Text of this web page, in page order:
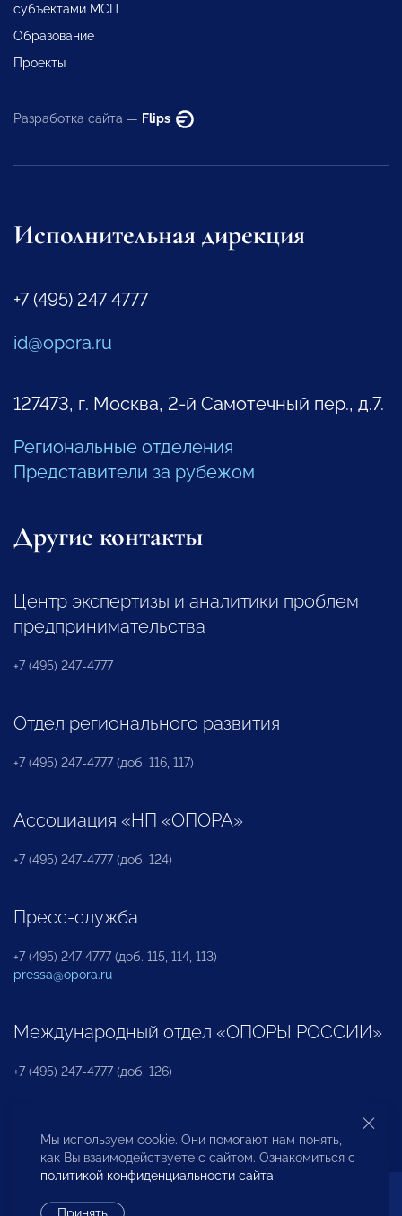
субъектами МСП
Образование
Проекты
Разработка сайта — Flips
Исполнительная дирекция
+7 (495) 247 4777
id@opora.ru
127473, г. Москва, 2-й Самотечный пер., д.7.
Региональные отделения
Представители за рубежом
Другие контакты
Центр экспертизы и аналитики проблем
предпринимательства
+7 (495) 247-4777
Отдел регионального развития
+7 (495) 247-4777 (доб. 116, 117)
Ассоциация «НП «ОПОРА»
+7 (495) 247-4777 (доб. 124)
Пресс-служба
+7 (495) 247 4777 (доб. 115, 114, 113)
pressa@opora.ru
Международный отдел «ОПОРЫ РОССИИ»
+7 (495) 247-4777 (доб. 126)
Бюро по защите прав предпринимателей и
инвесторов
Мы используем cookie. Они помогают нам понять,
как Вы взаимодействуете с сайтом. Ознакомиться с
политикой конфиденциальности сайта.
Принять